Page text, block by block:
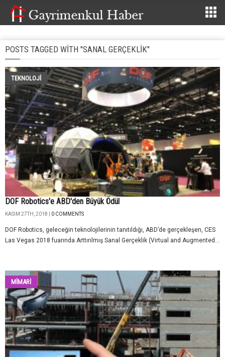
POSTS TAGGED WITH "SANAL GERÇEKLIK"
TEKNOLOJİ
DOF Robotics'e ABD'den Büyük Ödül
KASIM 27TH, 2018 | 0 COMMENTS
DOF Robotics, geleceğin teknolojilerinin tanıtıldığı, ABD’de gerçekleşen, CES
Las Vegas 2018 fuarında Arttırılmış Sanal Gerçeklik (Virtual and Augmented...
MİMARİ